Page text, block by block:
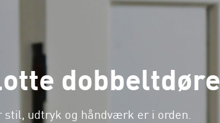
dobbeltdøre
udtryk og håndværk er i orden.